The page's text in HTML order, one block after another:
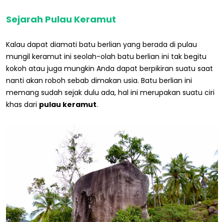
Sejarah Pulau Keramut
Kalau dapat diamati batu berlian yang berada di pulau
mungil keramut ini seolah-olah batu berlian ini tak begitu
kokoh atau juga mungkin Anda dapat berpikiran suatu saat
nanti akan roboh sebab dimakan usia. Batu berlian ini
memang sudah sejak dulu ada, hal ini merupakan suatu ciri
khas dari pulau keramut.